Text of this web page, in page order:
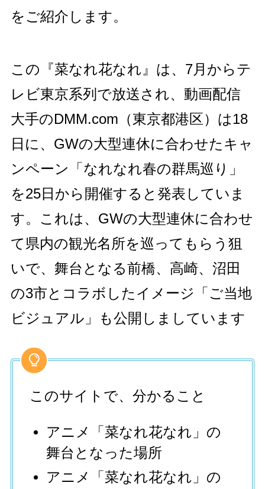
をご紹介します。
この『菜なれ花なれ』は、7月からテ
レビ東京系列で放送され、動画配信
大手のDMM.com（東京都港区）は18
日に、GWの大型連休に合わせたキャ
ンペーン「なれなれ春の群馬巡り」
を25日から開催すると発表していま
す。これは、GWの大型連休に合わせ
て県内の観光名所を巡ってもらう狙
いで、舞台となる前橋、高崎、沼田
の3市とコラボしたイメージ「ご当地
ビジュアル」も公開しましています
このサイトで、分かること
アニメ「菜なれ花なれ」の
舞台となった場所
アニメ「菜なれ花なれ」の